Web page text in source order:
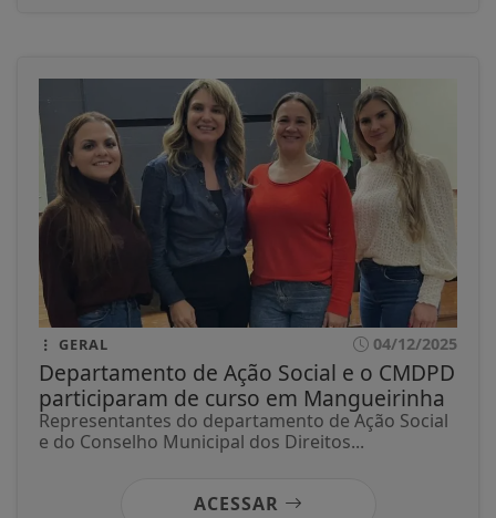
GERAL 04/12/2025
Departamento de Ação Social e o CMDPD
participaram de curso em Mangueirinha
Representantes do departamento de Ação Social
e do Conselho Municipal dos Direitos...
ACESSAR